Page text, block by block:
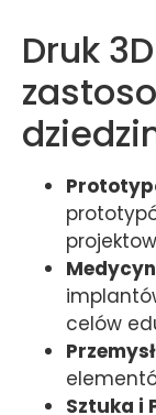
Druk
celów
Przemysł
Sztuka i